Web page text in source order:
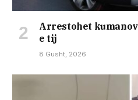
Arrestohet
e tij
8 Gusht, 2026